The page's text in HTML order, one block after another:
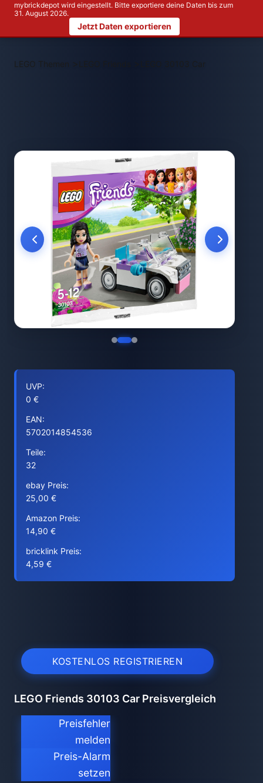
mybrickdepot wird eingestellt. Bitte exportiere deine Daten bis zum
31. August 2026.
Jetzt Daten exportieren
LEGO Themen > LEGO 30103 Car
UVP:
0 €
EAN:
5702014854536
Teile:
32
ebay Preis:
25,00 €
Amazon Preis:
14,90 €
bricklink Preis:
4,59 €
KOSTENLOS REGISTRIEREN
LEGO Friends 30103 Car Preisvergleich
Preisfehler
melden
Preis-Alarm
setzen